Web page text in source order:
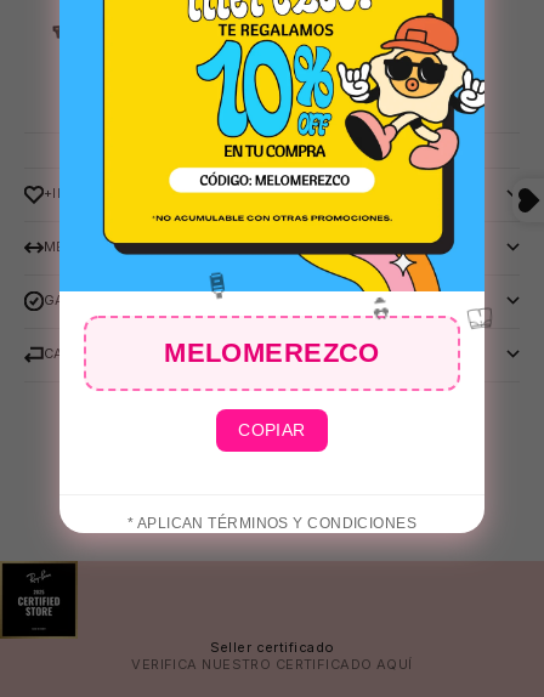
+INFO
MEDIDAS
GARANTIA RAY-BAN
CAMBIOS Y DEVOLUCIONESMELOMEREZCO
COPIAR
* APLICAN TÉRMINOS Y CONDICIONES
Seller certificado
VERIFICA NUESTRO CERTIFICADO AQUÍ
👙
🧴